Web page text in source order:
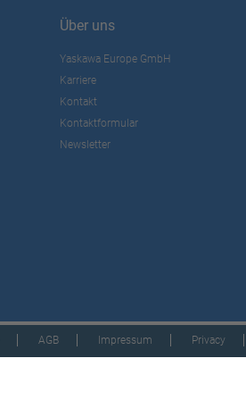
Über uns
Yaskawa Europe GmbH
Karriere
Kontakt
Kontaktformular
Newsletter
AGB Impressum Privacy